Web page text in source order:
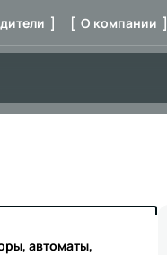
] [ О компании ]
автоматы,